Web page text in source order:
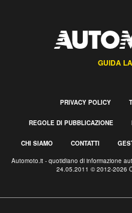
GUIDA
PRIVACY POLICY
REGOLE DI PUBBLICAZIONE
CHI SIAMO CONTATTI
Automoto.it - quotidiano di informazione
24.05.2011 © 2012-2026